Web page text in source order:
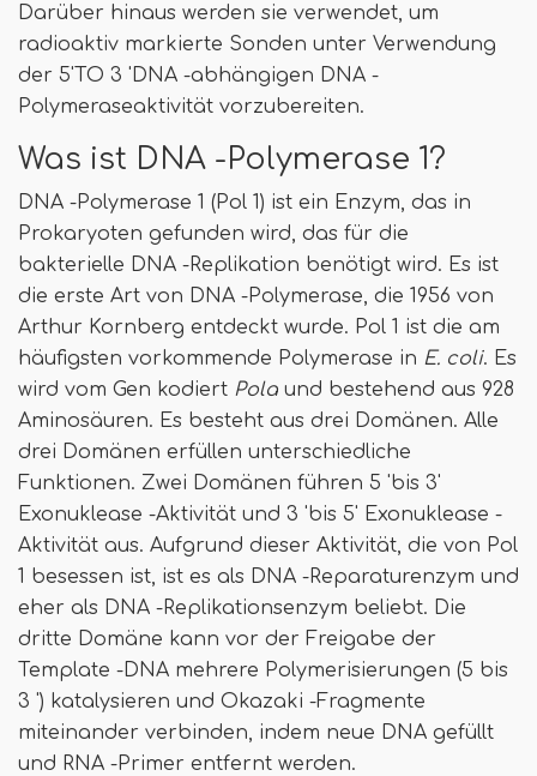
Darüber hinaus werden sie verwendet, um
radioaktiv markierte Sonden unter Verwendung
der 5'TO 3 'DNA -abhängigen DNA -
Polymeraseaktivität vorzubereiten.
Was ist DNA -Polymerase 1?
DNA -Polymerase 1 (Pol 1) ist ein Enzym, das in
Prokaryoten gefunden wird, das für die
bakterielle DNA -Replikation benötigt wird. Es ist
die erste Art von DNA -Polymerase, die 1956 von
Arthur Kornberg entdeckt wurde. Pol 1 ist die am
häufigsten vorkommende Polymerase in E. coli. Es
wird vom Gen kodiert Pola und bestehend aus 928
Aminosäuren. Es besteht aus drei Domänen. Alle
drei Domänen erfüllen unterschiedliche
Funktionen. Zwei Domänen führen 5 'bis 3'
Exonuklease -Aktivität und 3 'bis 5' Exonuklease -
Aktivität aus. Aufgrund dieser Aktivität, die von Pol
1 besessen ist, ist es als DNA -Reparaturenzym und
eher als DNA -Replikationsenzym beliebt. Die
dritte Domäne kann vor der Freigabe der
Template -DNA mehrere Polymerisierungen (5 bis
3 ') katalysieren und Okazaki -Fragmente
miteinander verbinden, indem neue DNA gefüllt
und RNA -Primer entfernt werden.